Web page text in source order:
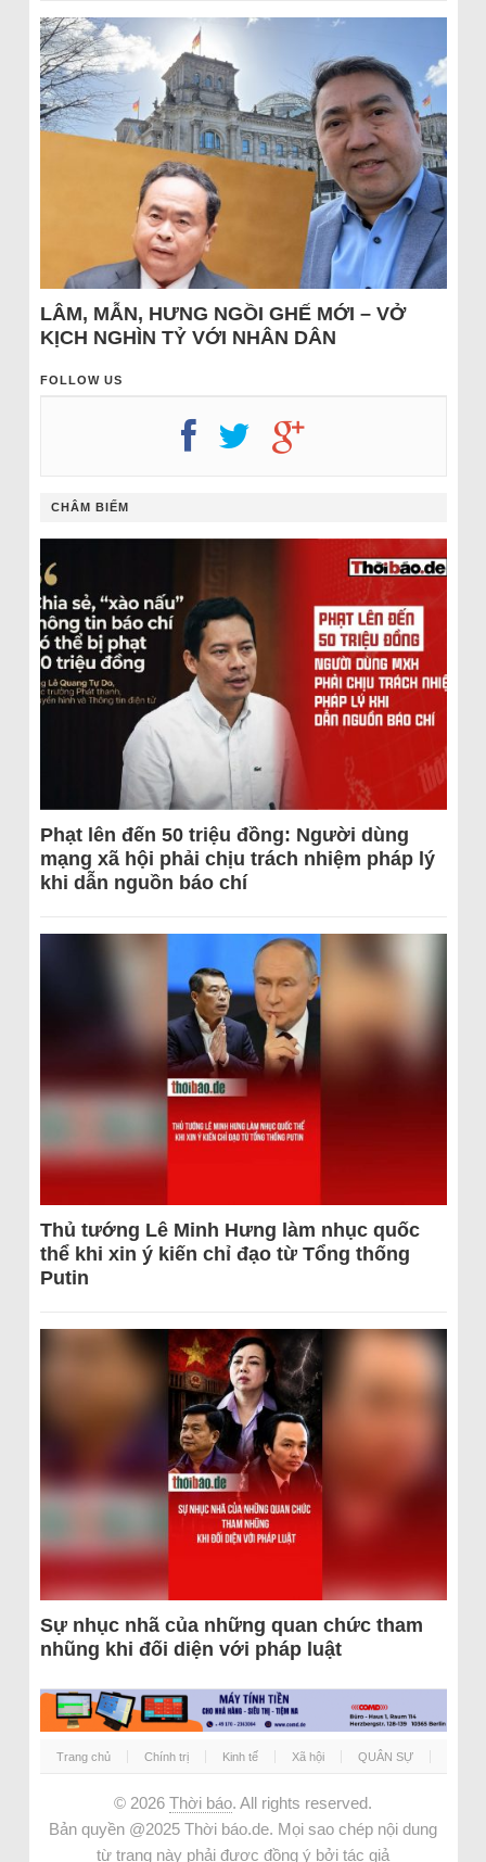
LÂM, MẪN, HƯNG NGỒI GHẾ MỚI – VỞ
KỊCH NGHÌN TỶ VỚI NHÂN DÂN
FOLLOW US
CHÂM BIẾM
Phạt lên đến 50 triệu đồng: Người dùng
mạng xã hội phải chịu trách nhiệm pháp lý
khi dẫn nguồn báo chí
Thủ tướng Lê Minh Hưng làm nhục quốc
thể khi xin ý kiến chỉ đạo từ Tổng thống
Putin
Sự nhục nhã của những quan chức tham
nhũng khi đối diện với pháp luật
Trang chủ Chính trị Kinh tế Xã hội QUÂN SỰ
© 2026 Thời báo. All rights reserved.
Bản quyền @2025 Thời báo.de. Mọi sao chép nội dung
từ trang này phải được đồng ý bởi tác giả